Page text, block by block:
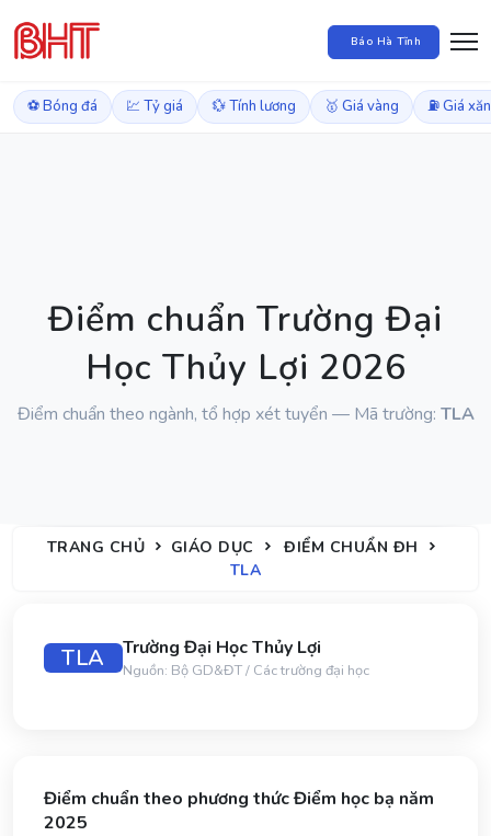
Báo Hà Tĩnh
⚽ Bóng đá 💹 Tỷ giá 💱 Tính lương 🥇 Giá vàng ⛽ Giá
Điểm chuẩn Trường Đại
Học Thủy Lợi 2026
Điểm chuẩn theo ngành, tổ hợp xét tuyển — Mã trường: TLA
TRANG CHỦ GIÁO DỤC
ĐIỂM CHUẨN ĐH
TLA
TLA Trường Đại Học Thủy Lợi
Nguồn: Bộ GD&ĐT / Các trường đại học
Điểm chuẩn theo phương thức Điểm học bạ năm
2025